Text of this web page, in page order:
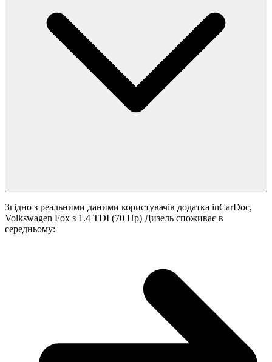
Згідно з реальними даними користувачів додатка inCarDoc,
Volkswagen Fox з 1.4 TDI (70 Hp) Дизель споживає в
середньому: